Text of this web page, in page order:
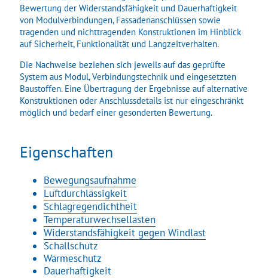
Karriere
Über uns
Kundenzufriedenheit
Bewertung der Widerstandsfähigkeit und Dauerhaftigkeit
von Modulverbindungen, Fassadenanschlüssen sowie
tragenden und nichttragenden Konstruktionen im Hinblick
auf Sicherheit, Funktionalität und Langzeitverhalten.
Die Nachweise beziehen sich jeweils auf das geprüfte
System aus Modul, Verbindungstechnik und eingesetzten
Baustoffen. Eine Übertragung der Ergebnisse auf alternative
Konstruktionen oder Anschlussdetails ist nur eingeschränkt
möglich und bedarf einer gesonderten Bewertung.
Eigenschaften
Bewegungsaufnahme
Luftdurchlässigkeit
Schlagregendichtheit
Temperaturwechsellasten
Widerstandsfähigkeit gegen Windlast
Schallschutz
Wärmeschutz
Dauerhaftigkeit